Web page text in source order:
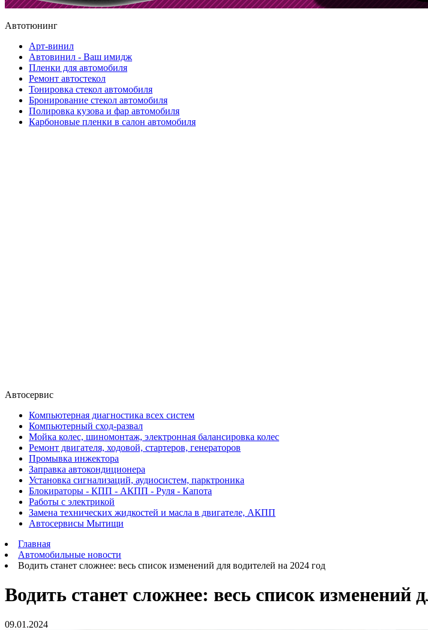
Автотюнинг
Арт-винил
Автовинил - Ваш имидж
Пленки для автомобиля
Ремонт автостекол
Тонировка стекол автомобиля
Бронирование стекол автомобиля
Полировка кузова и фар автомобиля
Карбоновые пленки в салон автомобиля
Автосервис
Компьютерная диагностика всех систем
Компьютерный сход-развал
Мойка колес, шиномонтаж, электронная балансировка колес
Ремонт двигателя, ходовой, стартеров, генераторов
Промывка инжектора
Заправка автокондиционера
Установка сигнализаций, аудиосистем, парктроника
Блокираторы - КПП - АКПП - Руля - Капота
Работы с электрикой
Замена технических жидкостей и масла в двигателе, АКПП
Автосервисы Мытищи
Главная
Автомобильные новости
Водить станет сложнее: весь список изменений для водителей на 2024 год
Водить станет сложнее: весь список изменений
09.01.2024